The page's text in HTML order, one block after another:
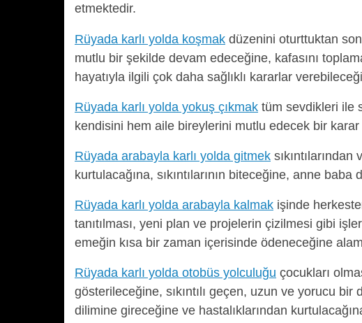
etmektedir.
Rüyada karlı yolda koşmak düzenini oturttuktan
mutlu bir şekilde devam edeceğine, kafasını
hayatıyla ilgili çok daha sağlıklı kararlar
Rüyada karlı yolda yokuş çıkmak tüm sevdikleri ile
kendisini hem aile bireylerini mutlu edecek bir karar
Rüyada arabayla karlı yolda gitmek
kurtulacağına, sıkıntılarının biteceğine, anne baba
Rüyada karlı yolda arabayla kalmak işinde
tanıtılması, yeni plan ve projelerin çizilmesi gibi
emeğin kısa bir zaman içerisinde ödeneceğine
Rüyada karlı yolda otobüs yolculuğu çocukları
gösterileceğine, sıkıntılı geçen, uzun ve yorucu
dilimine gireceğine ve hastalıklarından